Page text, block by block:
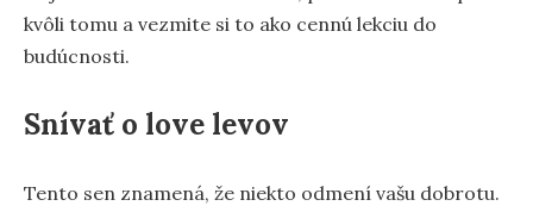
kvôli tomu a vezmite si to ako cennú lekciu do
budúcnosti.
Snívať o love levov
Tento sen znamená, že niekto odmení vašu dobrotu.